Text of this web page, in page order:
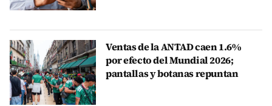
Ventas de la ANTAD caen 1.6%
por efecto del Mundial 2026;
pantallas y botanas repuntan